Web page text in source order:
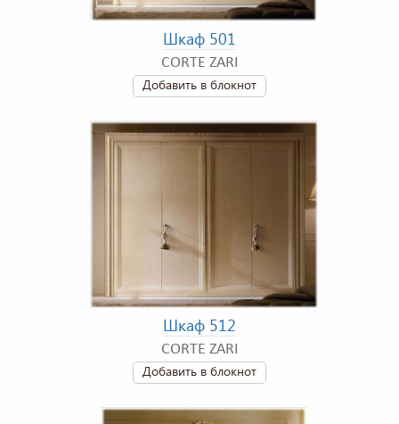
Шкаф 501
CORTE ZARI
Добавить в блокнот
Шкаф 512
CORTE ZARI
Добавить в блокнот